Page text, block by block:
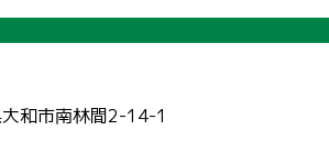
和市南林間2-14-1